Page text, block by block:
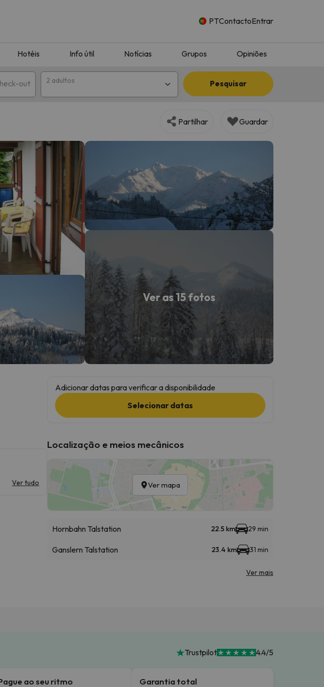
PTContactoEntrar
Hotéis Info útil Notícias Grupos Opiniões
out 2 adultos Pesquisar
modificar o destino.
bússola, estará de volta.
Partilhar Guardar
Ver as 15 fotos
Ver tudo
Adicionar datas para verificar a disponibilidade
Selecionar datas
Localização e meios mecânicos
Ver mapa
Hornbahn Talstation 22.5 km 29 min
Ganslern Talstation 23.4 km 31 min
Ver mais
Trustpilot 4.4/5
ao seu ritmo Garantia total